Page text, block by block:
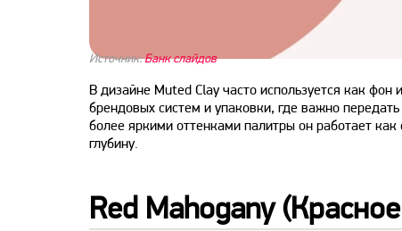
Источник:Банк слайдов
В дизайне Muted Clay часто используется как
брендовых систем и упаковки, где важно
более яркими оттенками палитры он работает
глубину.
Red Mahogany